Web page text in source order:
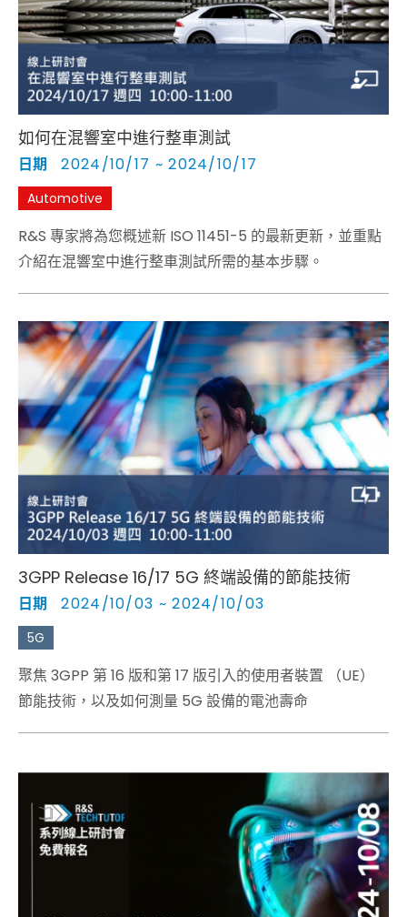
如何在混響室中進行整車測試
日期 2024/10/17 ~ 2024/10/17
Automotive
R&S 專家將為您概述新 ISO 11451-5 的最新更新，並重點
介紹在混響室中進行整車測試所需的基本步驟。
3GPP Release 16/17 5G 終端設備的節能技術
日期 2024/10/03 ~ 2024/10/03
5G
聚焦 3GPP 第 16 版和第 17 版引入的使用者裝置 （UE）
節能技術，以及如何測量 5G 設備的電池壽命